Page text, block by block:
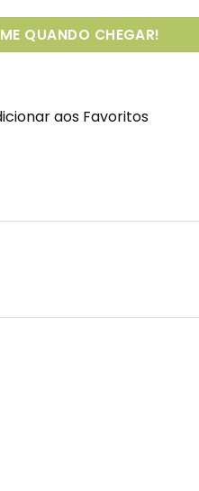
QUANDO CHEGAR!
aos Favoritos